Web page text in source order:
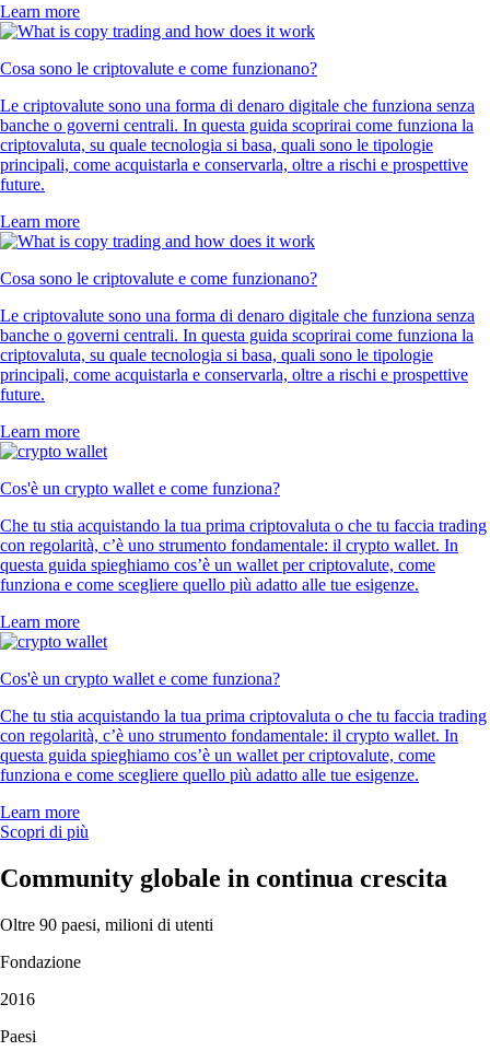
Learn more
Cosa sono le criptovalute e come funzionano?
Le criptovalute sono una forma di denaro digitale che funziona senza
banche o governi centrali. In questa guida scoprirai come funziona la
criptovaluta, su quale tecnologia si basa, quali sono le tipologie
principali, come acquistarla e conservarla, oltre a rischi e prospettive
future.
Learn more
Cosa sono le criptovalute e come funzionano?
Le criptovalute sono una forma di denaro digitale che funziona senza
banche o governi centrali. In questa guida scoprirai come funziona la
criptovaluta, su quale tecnologia si basa, quali sono le tipologie
principali, come acquistarla e conservarla, oltre a rischi e prospettive
future.
Learn more
Cos'è un crypto wallet e come funziona?
Che tu stia acquistando la tua prima criptovaluta o che tu faccia trading
con regolarità, c’è uno strumento fondamentale: il crypto wallet. In
questa guida spieghiamo cos’è un wallet per criptovalute, come
funziona e come scegliere quello più adatto alle tue esigenze.
Learn more
Cos'è un crypto wallet e come funziona?
Che tu stia acquistando la tua prima criptovaluta o che tu faccia trading
con regolarità, c’è uno strumento fondamentale: il crypto wallet. In
questa guida spieghiamo cos’è un wallet per criptovalute, come
funziona e come scegliere quello più adatto alle tue esigenze.
Learn more
Scopri di più
Community globale in continua crescita
Oltre 90 paesi, milioni di utenti
Fondazione
2016
Paesi